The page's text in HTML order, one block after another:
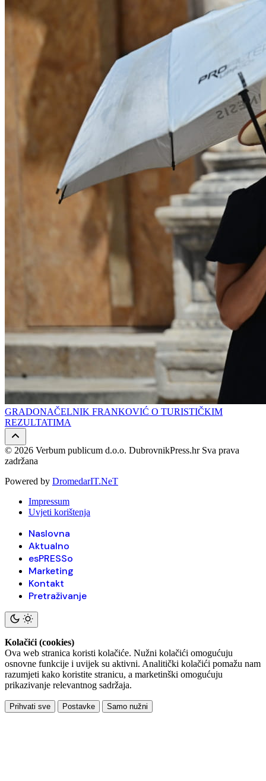
GRADONAČELNIK FRANKOVIĆ O TURISTIČKIM
REZULTATIMA
© 2026 Verbum publicum d.o.o. DubrovnikPress.hr Sva prava
zadržana
Powered by DromedarIT.NeT
Impressum
Uvjeti korištenja
Naslovna
Aktualno
esPRESSo
Marketing
Kontakt
Pretraživanje
Kolačići (cookies)
Ova web stranica koristi kolačiće. Nužni kolačići omogućuju
osnovne funkcije i uvijek su aktivni. Analitički kolačići pomažu nam
razumjeti kako koristite stranicu, a marketinški omogućuju
prikazivanje relevantnog sadržaja.
Prihvati sve Postavke Samo nužni